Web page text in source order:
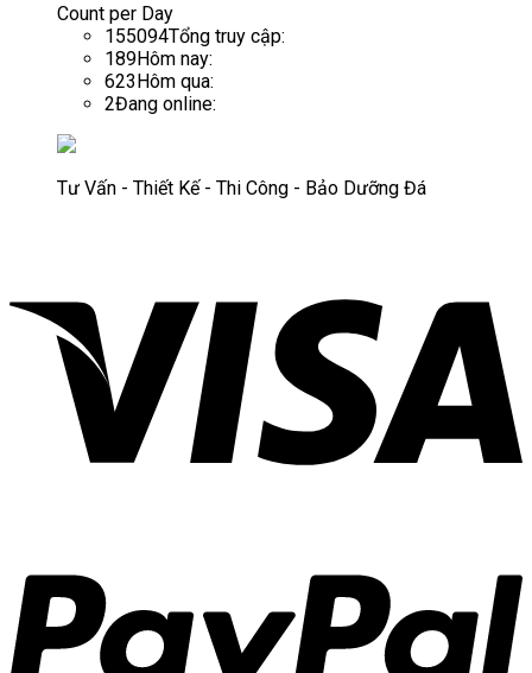
Count per Day
155094Tổng truy cập:
189Hôm nay:
623Hôm qua:
2Đang online:
Tư Vấn - Thiết Kế - Thi Công - Bảo Dưỡng Đá